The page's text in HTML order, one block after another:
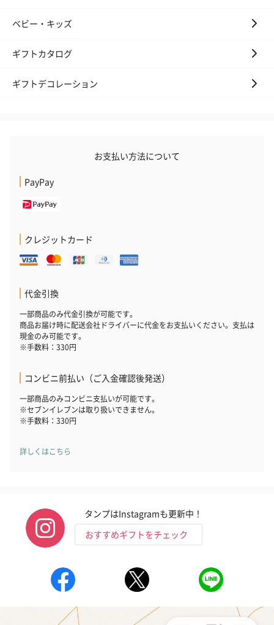
（END）（880円）
（880円）
お酒
プレミアムビール イネ
ディット（712円）
（704円）
おつまみ・その他
お酒にぴったりのおつまみ・サプリを同梱してお届けいたしま
す。
ベビー・キッズ
ギフトカタログ
ギフトデコレーション
お支払い方法について
PayPay
クレジットカード
代金引換
一部商品のみ代金引換が可能です。
商品お届け時に配送会社ドライバーに代金をお支払いください。支払は
現金のみ可能です。
※手数料：330円
コンビニ前払い（ご入金確認後発送）
一部商品のみコンビニ支払いが可能です。
※セブンイレブンは取り扱いできません。
※手数料：330円
詳しくはこちら
タンプはInstagramも更新中！
おすすめギフトをチェック